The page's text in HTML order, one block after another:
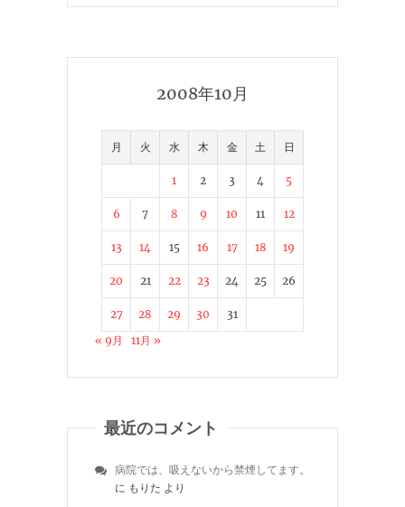
2008年10月
月 火 水 木 金 土 日
1 2 3 4 5
6 7 8 9 10 11 12
13 14 15 16 17 18 19
20 21 22 23 24 25 26
27 28 29 30
31
« 9月
11月 »
最近のコメント
病院では、吸えないから禁煙してます。
に もりた より